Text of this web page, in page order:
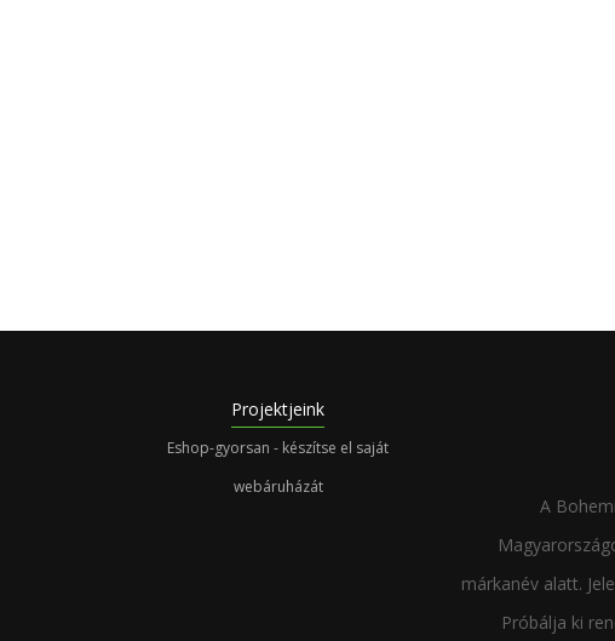
Projektjeink
Eshop-gyorsan - készítse el saját
webáruházát
A
márkanév alatt.
Próbálja ki